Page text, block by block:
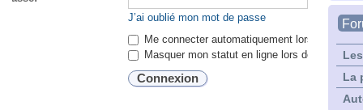
La
J’ai oublié mon mot de passe
Me connecter automatiquement lors de
Masquer mon statut en ligne lors de cette